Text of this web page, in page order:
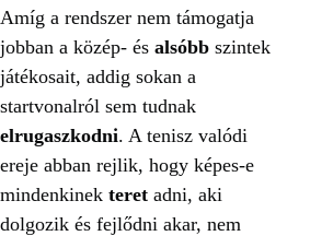
Amíg a rendszer nem támogatja
jobban a közép- és alsóbb szintek
játékosait, addig sokan a
startvonalról sem tudnak
elrugaszkodni. A tenisz valódi
ereje abban rejlik, hogy képes-e
mindenkinek teret adni, aki
dolgozik és fejlődni akar, nem